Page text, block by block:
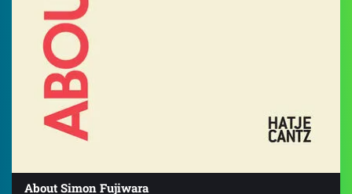
About Simon Fujiwara